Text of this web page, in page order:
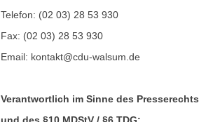
Telefon: (02 03) 28 53 930
Fax: (02 03) 28 53 930
Email: kontakt@cdu-walsum.de
Verantwortlich im Sinne des Presserechts
und des §10 MDStV / §6 TDG: